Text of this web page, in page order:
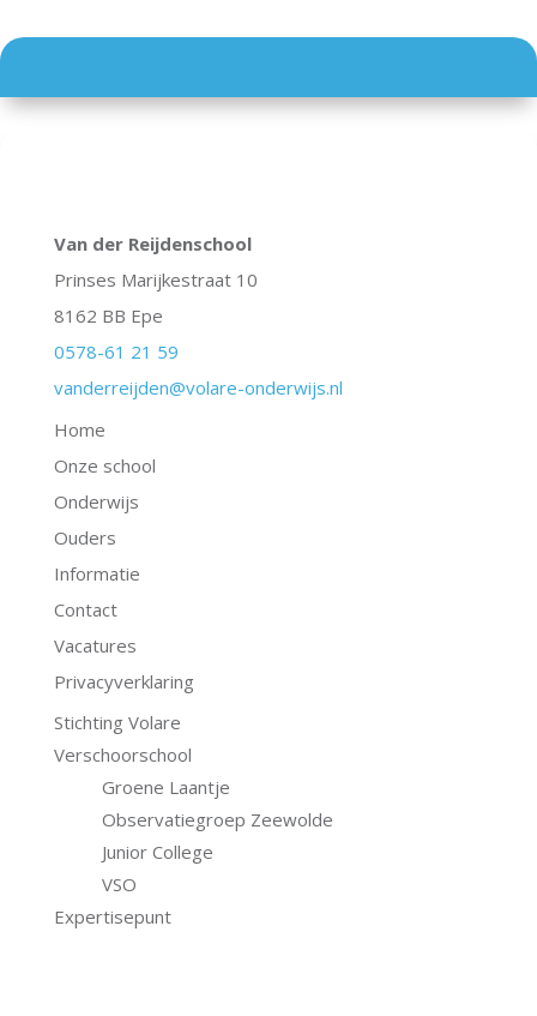
Van der Reijdenschool
Prinses Marijkestraat 10
8162 BB Epe
0578-61 21 59
vanderreijden@volare-onderwijs.nl
Home
Onze school
Onderwijs
Ouders
Informatie
Contact
Vacatures
Privacyverklaring
Stichting Volare
Verschoorschool
Groene Laantje
Observatiegroep Zeewolde
Junior College
VSO
Expertisepunt